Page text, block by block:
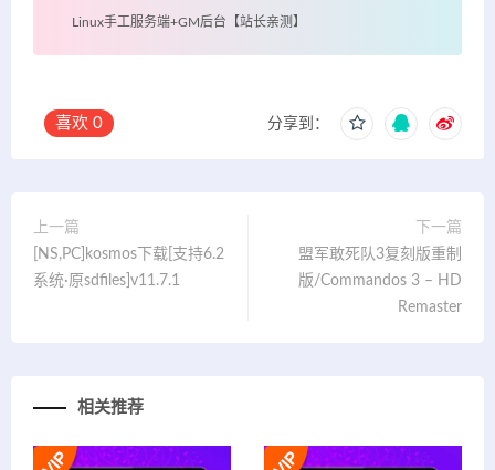
Linux手工服务端+GM后台【站长亲测】
喜欢 0 分享到：
上一篇
[NS,PC]kosmos下载[支持6.2
系统·原sdfiles]v11.7.1
下一篇
盟军敢死队3复刻版重制
版/Commandos 3 – HD
Remaster
相关推荐